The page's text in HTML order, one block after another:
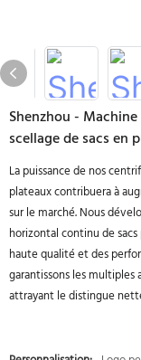
Shenzhou -
scellage de sacs en
La puissance de nos
plateaux contribuera à
sur le marché. Nous
horizontal continu de
haute qualité et des
garantissons les
attrayant le distingue